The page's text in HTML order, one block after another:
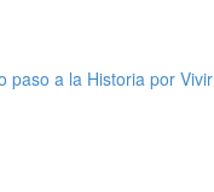
paso a la Historia por Vivir